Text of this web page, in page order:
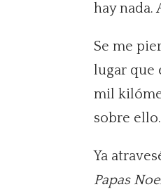
hay nada.
Se me
lugar que
mil
sobre
Ya
Papas